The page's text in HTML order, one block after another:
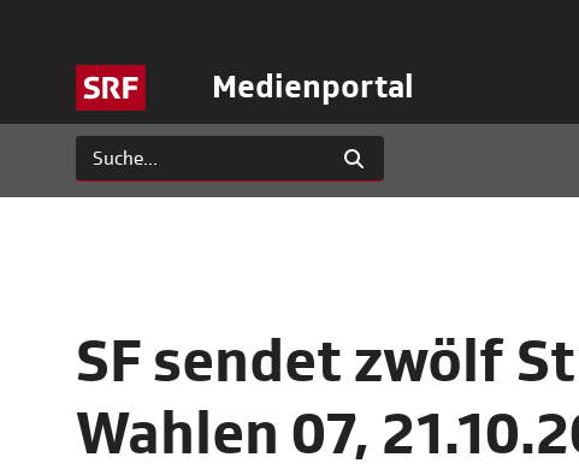
Medienportal
SF sendet zwölf
Wahlen 07,